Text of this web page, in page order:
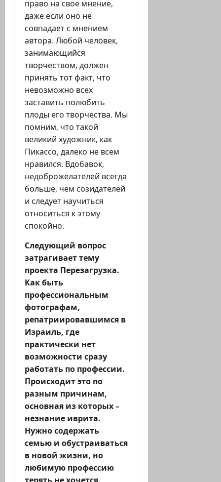
право на свое мнение,
даже если оно не
совпадает с мнением
автора. Любой человек,
занимающийся
творчеством, должен
принять тот факт, что
невозможно всех
заставить полюбить
плоды его творчества. Мы
помним, что такой
великий художник, как
Пикассо, далеко не всем
нравился. Вдобавок,
недоброжелателей всегда
больше, чем созидателей
и следует научиться
относиться к этому
спокойно.
Следующий вопрос
затрагивает тему
проекта Перезагрузка.
Как быть
профессиональным
фотографам,
репатриировавшимся в
Израиль, где
практически нет
возможности сразу
работать по профессии.
Происходит это по
разным причинам,
основная из которых –
незнание иврита.
Нужно содержать
семью и обустраиваться
в новой жизни, но
любимую профессию